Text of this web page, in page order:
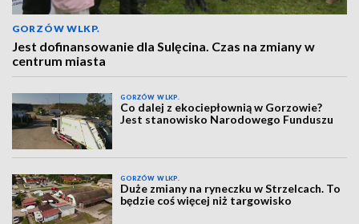
GORZÓW WLKP.
Jest dofinansowanie dla Sulęcina. Czas na zmiany w
centrum miasta
GORZÓW WLKP.
Co dalej z ekociepłownią w Gorzowie?
Jest stanowisko Narodowego Funduszu
GORZÓW WLKP.
Duże zmiany na ryneczku w Strzelcach. To
będzie coś więcej niż targowisko